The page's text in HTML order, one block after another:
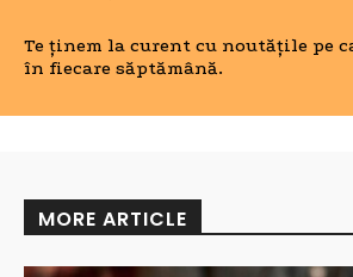
Te ținem la curent cu noutățile pe
în fiecare săptămână.
MORE ARTICLE